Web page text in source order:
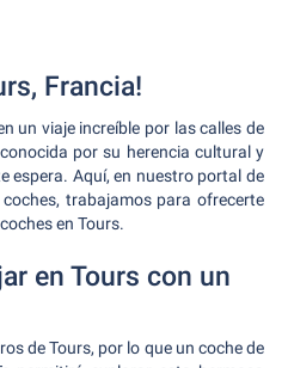
Francia!
un viaje increíble por las calles de
por su herencia cultural y
espera. Aquí, en nuestro portal de
trabajamos para ofrecerte
en Tours.
en Tours con un
de Tours, por lo que un coche de